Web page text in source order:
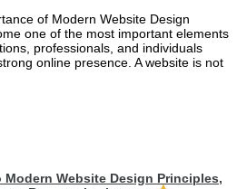
of Modern Website Design
one of the most important elements
professionals, and individuals
online presence. A website is not
Website Design Principles,